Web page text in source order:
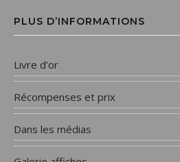
PLUS D’INFORMATIONS
Livre d’or
Récompenses et prix
Dans les médias